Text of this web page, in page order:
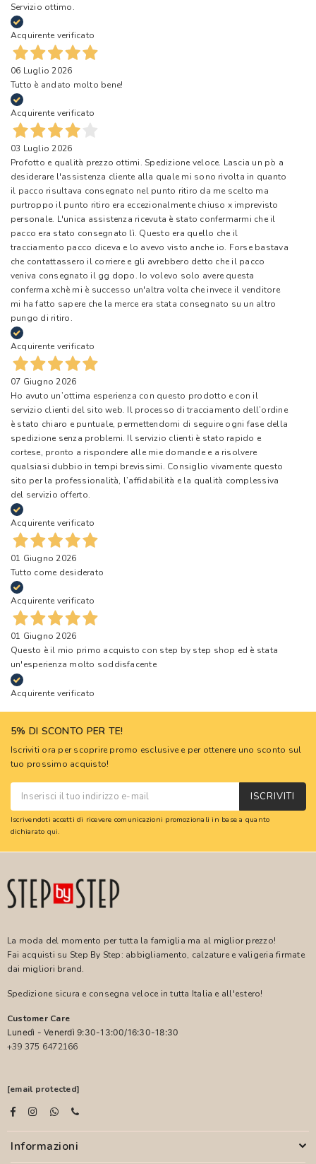
Servizio ottimo.
Acquirente verificato
06 Luglio 2026
Tutto è andato molto bene!
Acquirente verificato
03 Luglio 2026
Profotto e qualità prezzo ottimi. Spedizione veloce. Lascia un pò a
desiderare l'assistenza cliente alla quale mi sono rivolta in quanto
il pacco risultava consegnato nel punto ritiro da me scelto ma
purtroppo il punto ritiro era eccezionalmente chiuso x imprevisto
personale. L'unica assistenza ricevuta è stato confermarmi che il
pacco era stato consegnato lì. Questo era quello che il
tracciamento pacco diceva e lo avevo visto anche io. Forse bastava
che contattassero il corriere e gli avrebbero detto che il pacco
veniva consegnato il gg dopo. Io volevo solo avere questa
conferma xchè mi è successo un'altra volta che invece il venditore
mi ha fatto sapere che la merce era stata consegnato su un altro
pungo di ritiro.
Acquirente verificato
07 Giugno 2026
Ho avuto un’ottima esperienza con questo prodotto e con il
servizio clienti del sito web. Il processo di tracciamento dell’ordine
è stato chiaro e puntuale, permettendomi di seguire ogni fase della
spedizione senza problemi. Il servizio clienti è stato rapido e
cortese, pronto a rispondere alle mie domande e a risolvere
qualsiasi dubbio in tempi brevissimi. Consiglio vivamente questo
sito per la professionalità, l’affidabilità e la qualità complessiva
del servizio offerto.
Acquirente verificato
01 Giugno 2026
Tutto come desiderato
Acquirente verificato
01 Giugno 2026
Questo è il mio primo acquisto con step by step shop ed è stata
un'esperienza molto soddisfacente
Acquirente verificato
5% DI SCONTO PER TE!
Iscriviti ora per scoprire promo esclusive e per ottenere uno sconto sul
tuo prossimo acquisto!
ISCRIVITI
Iscrivendoti accetti di ricevere comunicazioni promozionali in base a quanto
dichiarato qui.
La moda del momento per tutta la famiglia ma al miglior prezzo!
Fai acquisti su Step By Step: abbigliamento, calzature e valigeria firmate
dai migliori brand.
Spedizione sicura e consegna veloce in tutta Italia e all'estero!
Customer Care
Lunedì - Venerdì 9:30-13:00/16:30-18:30
+39 375 6472166
[email protected]
Informazioni